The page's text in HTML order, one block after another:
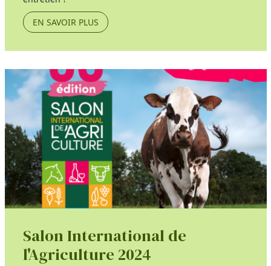
EN SAVOIR PLUS
Salon International de
l'Agriculture 2024